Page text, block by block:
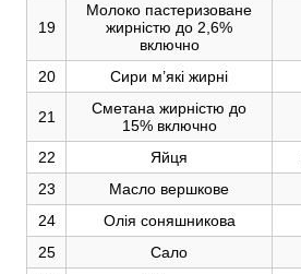
19
Молоко пастеризоване
жирністю до 2,6%
включно
20 Сири м’які жирні
21
Сметана жирністю до
15% включно
22 Яйця
23
Масло вершкове
24
Олія соняшникова
25
Сало